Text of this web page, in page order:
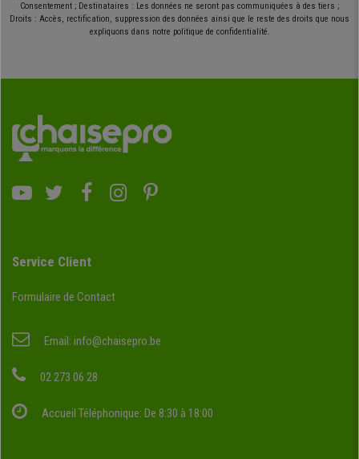
Consentement ; Destinataires : Les données ne seront pas communiquées à des tiers ;
Droits : Accès, rectification, suppression des données ainsi que le reste des droits que nous
expliquons dans notre politique de confidentialité.
Service Client
Formulaire de Contact
Email: info@chaisepro.be
02 273 06 28
Accueil Téléphonique: De 8:30 à 18:00